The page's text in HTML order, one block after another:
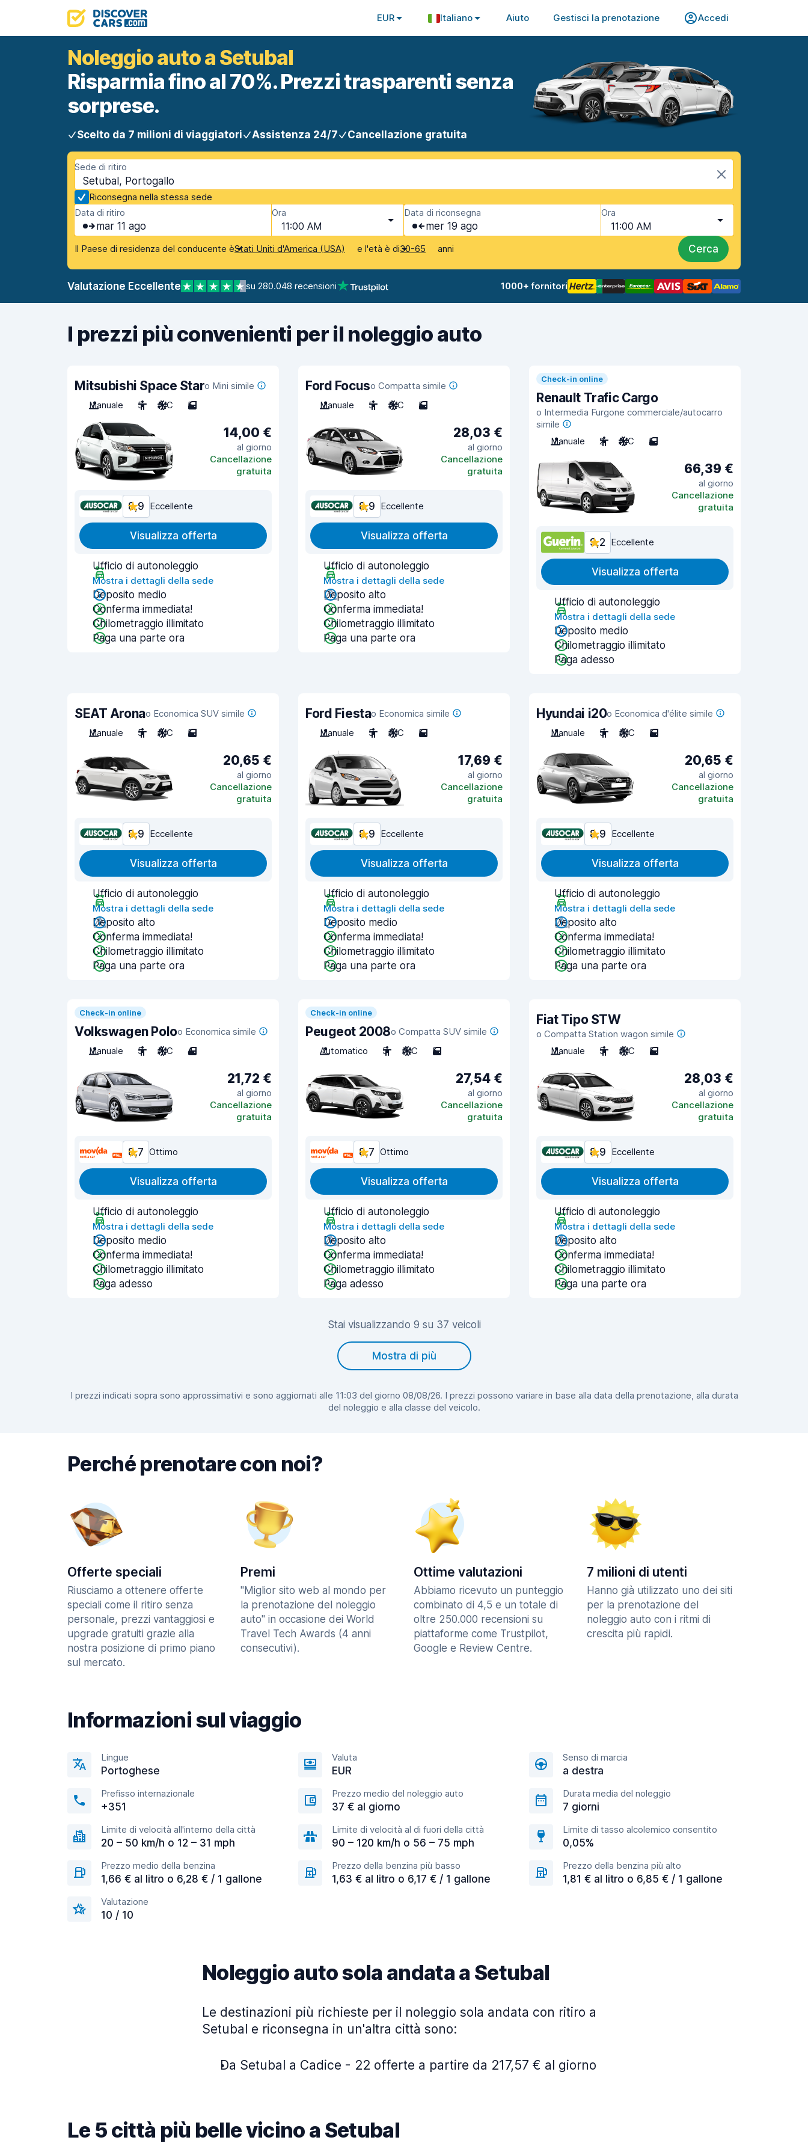
EUR Italiano Aiuto Gestisci la prenotazione Accedi
Noleggio auto a Setubal
Risparmia fino al 70%. Prezzi trasparenti senza
sorprese.
Scelto da 7 milioni di viaggiatori Assistenza 24/7 Cancellazione gratuita
Sede di ritiro
Setubal, Portogallo
Riconsegna nella stessa sede
Data di ritiro
mar 11 ago
Ora
11:00 AM
Data di riconsegna
mer 19 ago
Ora
11:00 AM
Il Paese di residenza del conducente èStati Uniti d'America (USA) e l'età è di30-65 anni Cerca
Valutazione Eccellente su 280.048 recensioni 1000+ fornitori
I prezzi più convenienti per il noleggio auto
Mitsubishi Space Staro Mini simile
Manuale
5 A/C 5
14,00 €
al giorno
Cancellazione
gratuita
8,9 Eccellente
Visualizza offerta
Ufficio di autonoleggio
Mostra i dettagli della sede
Deposito medio
Conferma immediata!
Chilometraggio illimitato
Paga una parte ora
Ford Focuso Compatta simile
Manuale
5 A/C 5
28,03 €
al giorno
Cancellazione
gratuita
8,9 Eccellente
Visualizza offerta
Ufficio di autonoleggio
Mostra i dettagli della sede
Deposito alto
Conferma immediata!
Chilometraggio illimitato
Paga una parte ora
Check-in online
Renault Trafic Cargo
o Intermedia Furgone commerciale/autocarro
simile
Manuale
2 A/C 5
66,39 €
al giorno
Cancellazione
gratuita
9,2 Eccellente
Visualizza offerta
Ufficio di autonoleggio
Mostra i dettagli della sede
Deposito medio
Chilometraggio illimitato
Paga adesso
SEAT Aronao Economica SUV simile
Manuale
5 A/C 5
20,65 €
al giorno
Cancellazione
gratuita
8,9 Eccellente
Visualizza offerta
Ufficio di autonoleggio
Mostra i dettagli della sede
Deposito alto
Conferma immediata!
Chilometraggio illimitato
Paga una parte ora
Ford Fiestao Economica simile
Manuale
5 A/C 5
17,69 €
al giorno
Cancellazione
gratuita
8,9 Eccellente
Visualizza offerta
Ufficio di autonoleggio
Mostra i dettagli della sede
Deposito medio
Conferma immediata!
Chilometraggio illimitato
Paga una parte ora
Hyundai i20o Economica d'élite simile
Manuale
5 A/C 5
20,65 €
al giorno
Cancellazione
gratuita
8,9 Eccellente
Visualizza offerta
Ufficio di autonoleggio
Mostra i dettagli della sede
Deposito alto
Conferma immediata!
Chilometraggio illimitato
Paga una parte ora
Check-in online
Volkswagen Poloo Economica simile
Manuale
5 A/C 4
21,72 €
al giorno
Cancellazione
gratuita
8,7 Ottimo
Visualizza offerta
Ufficio di autonoleggio
Mostra i dettagli della sede
Deposito medio
Conferma immediata!
Chilometraggio illimitato
Paga adesso
Check-in online
Peugeot 2008o Compatta SUV simile
Automatico
5 A/C 5
27,54 €
al giorno
Cancellazione
gratuita
8,7 Ottimo
Visualizza offerta
Ufficio di autonoleggio
Mostra i dettagli della sede
Deposito alto
Conferma immediata!
Chilometraggio illimitato
Paga adesso
Fiat Tipo STW
o Compatta Station wagon simile
Manuale
5 A/C 5
28,03 €
al giorno
Cancellazione
gratuita
8,9 Eccellente
Visualizza offerta
Ufficio di autonoleggio
Mostra i dettagli della sede
Deposito alto
Conferma immediata!
Chilometraggio illimitato
Paga una parte ora
Stai visualizzando 9 su 37 veicoli
Mostra di più
I prezzi indicati sopra sono approssimativi e sono aggiornati alle 11:03 del giorno 08/08/26. I prezzi possono variare in base alla data della prenotazione, alla durata
del noleggio e alla classe del veicolo.
Perché prenotare con noi?
Offerte speciali
Riusciamo a ottenere offerte
speciali come il ritiro senza
personale, prezzi vantaggiosi e
upgrade gratuiti grazie alla
nostra posizione di primo piano
sul mercato.
Premi
"Miglior sito web al mondo per
la prenotazione del noleggio
auto" in occasione dei World
Travel Tech Awards (4 anni
consecutivi).
Ottime valutazioni
Abbiamo ricevuto un punteggio
combinato di 4,5 e un totale di
oltre 250.000 recensioni su
piattaforme come Trustpilot,
Google e Review Centre.
7 milioni di utenti
Hanno già utilizzato uno dei siti
per la prenotazione del
noleggio auto con i ritmi di
crescita più rapidi.
Informazioni sul viaggio
Lingue
Portoghese
Valuta
EUR
Senso di marcia
a destra
Prefisso internazionale
+351
Prezzo medio del noleggio auto
37 € al giorno
Durata media del noleggio
7 giorni
Limite di velocità all'interno della città
20 – 50 km/h o 12 – 31 mph
Limite di velocità al di fuori della città
90 – 120 km/h o 56 – 75 mph
Limite di tasso alcolemico consentito
0,05%
Prezzo medio della benzina
1,66 € al litro o 6,28 € / 1 gallone
Prezzo della benzina più basso
1,63 € al litro o 6,17 € / 1 gallone
Prezzo della benzina più alto
1,81 € al litro o 6,85 € / 1 gallone
Valutazione
10 / 10
Noleggio auto sola andata a Setubal
Le destinazioni più richieste per il noleggio sola andata con ritiro a
Setubal e riconsegna in un'altra città sono:
Da Setubal a Cadice - 22 offerte a partire da 217,57 € al giorno
Le 5 città più belle vicino a Setubal